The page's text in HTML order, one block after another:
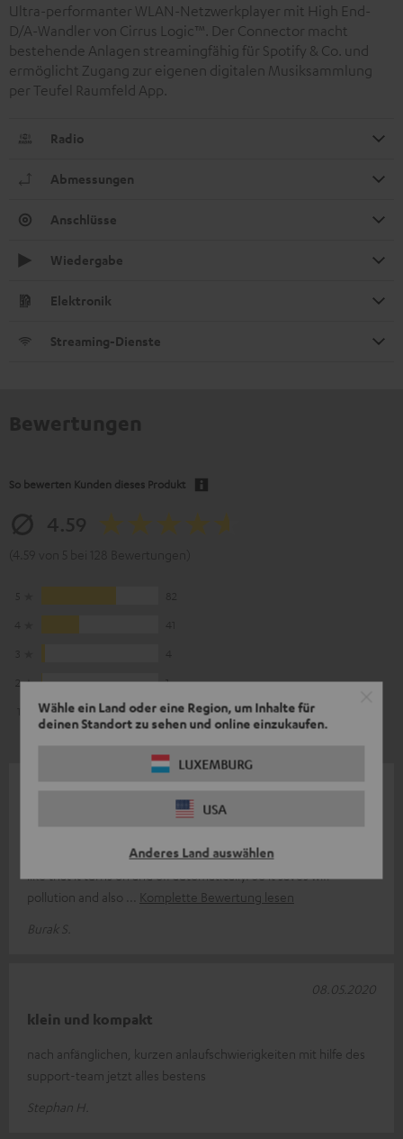
Wähle ein Land oder eine Region, um Inhalte für
deinen Standort zu sehen und online einzukaufen.
LUXEMBURG
USA
Anderes Land auswählen
Ultra-performanter WLAN-Netzwerkplayer mit High End-
D/A-Wandler von Cirrus Logic™. Der Connector macht
bestehende Anlagen streamingfähig für Spotify & Co. und
ermöglicht Zugang zur eigenen digitalen Musiksammlung
per Teufel Raumfeld App.
Radio
Abmessungen
Anschlüsse
Wiedergabe
Elektronik
Streaming-Dienste
So bewerten Kunden dieses Produkt
2
1
0
Very good network device. Easy setup. Works flawless. And i
pollution and also
Komplette Bewertung lesen
Burak S.
klein und kompakt
nach anfänglichen, kurzen anlaufschwierigkeiten mit hilfe des
support-team jetzt alles bestens
Stephan H.
08.05.2020